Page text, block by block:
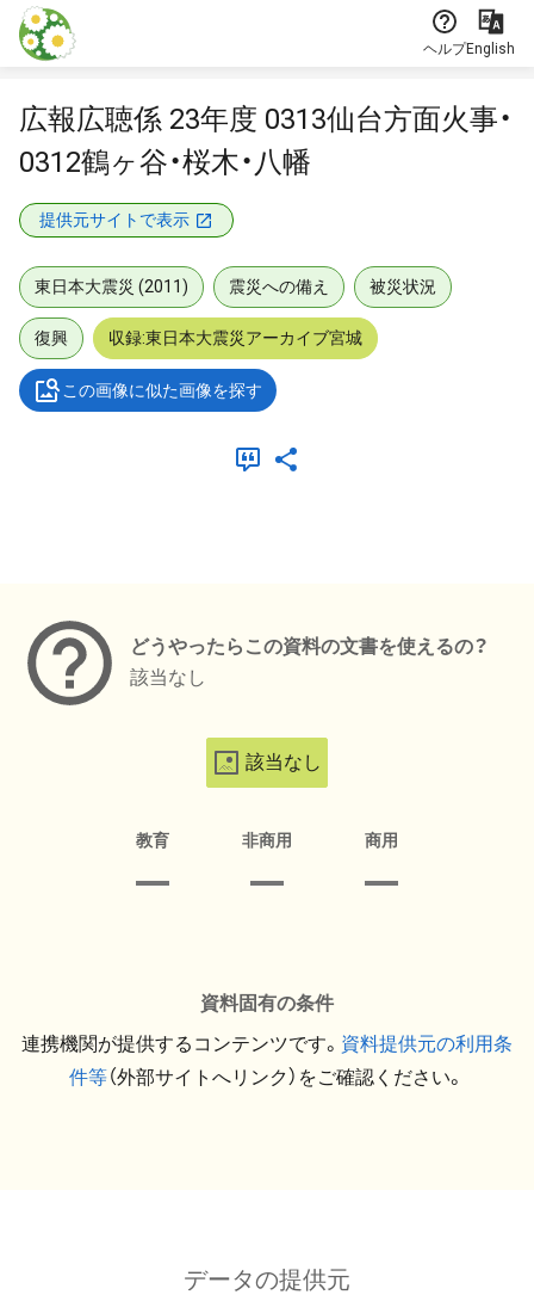
本文に飛ぶ
ヘルプEnglish
広報広聴係 23年度 0313仙台方面火事・
0312鶴ヶ谷・桜木・八幡
提供元サイトで表示
東日本大震災 (2011) 震災への備え 被災状況
復興 収録:東日本大震災アーカイブ宮城
この画像に似た画像を探す
どうやったらこの資料の文書を使えるの？
該当なし
該当なし
教育 非商用 商用
資料固有の条件
連携機関が提供するコンテンツです。 資料提供元の利用条
件等（外部サイトへリンク）をご確認ください。
データの提供元